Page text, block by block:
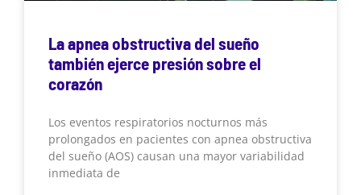
La apnea obstructiva del sueño
también ejerce presión sobre el
corazón
Los eventos respiratorios nocturnos más
prolongados en pacientes con apnea obstructiva
del sueño (AOS) causan una mayor variabilidad
inmediata de